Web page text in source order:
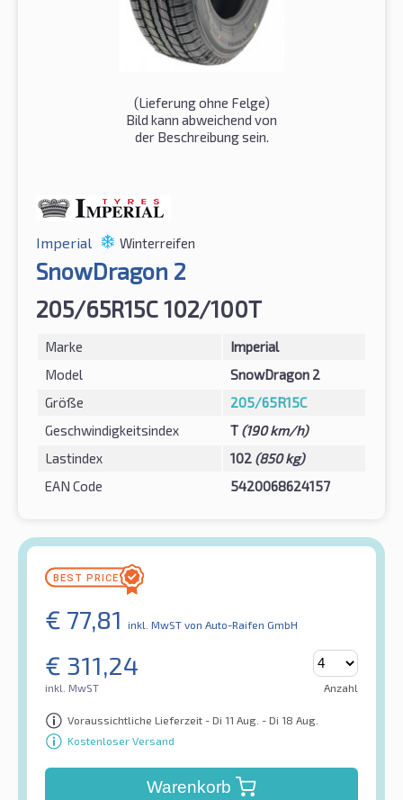
(Lieferung ohne Felge)
Bild kann abweichend von
der Beschreibung sein.
Imperial Winterreifen
SnowDragon 2
205/65R15C 102/100T
Marke
Imperial
Model
SnowDragon 2
Größe
205/65R15C
Geschwindigkeitsindex
T (190 km/h)
Lastindex
102 (850 kg)
EAN Code
5420068624157
€ 77,81 inkl. MwST von Auto-Raifen GmbH
€ 311,24
inkl. MwST Anzahl
Voraussichtliche Lieferzeit - Di 11 Aug. - Di 18 Aug.
Kostenloser Versand
Warenkorb